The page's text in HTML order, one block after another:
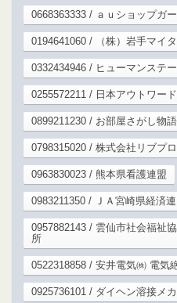
0668363333 / ａｕショップガ
0194641060 / （株）岩手マイ
0332434946 / ヒューマンステ
0255572211 / 日本アウトワー
0899211230 / お部屋さがし物
0798315020 / 株式会社リブプ
0963830023 / 熊本県看護連盟
0983211350 / ＪＡ宮崎県経済
0957882143 / 雲仙市社会福祉
所
0522318858 / 安井電気㈱ 電気
0925736101 / ダイヘン溶接メ